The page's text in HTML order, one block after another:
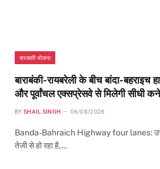
सरकारी योजना
बाराबंकी-रायबरेली के बीच बांदा-बहराइच
और पूर्वांचल एक्सप्रेसवे से मिलेगी सीधी
BY SHAIL SINGH 06/08/2026
Banda-Bahraich Highway four lanes:
तेजी से हो रहा है,…